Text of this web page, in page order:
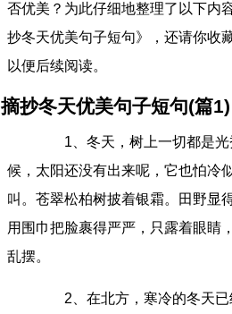
否优美？为此仔细地整理了以下内
抄冬天优美句子短句》，还请你收
以便后续阅读。
摘抄冬天优美句子短句(篇1)
1、冬天，树上一切都是光
候，太阳还没有出来呢，它也怕冷
叫。苍翠松柏树披着银霜。田野显
用围巾把脸裹得严严，只露着眼睛
乱摆。
2、在北方，寒冷的冬天已